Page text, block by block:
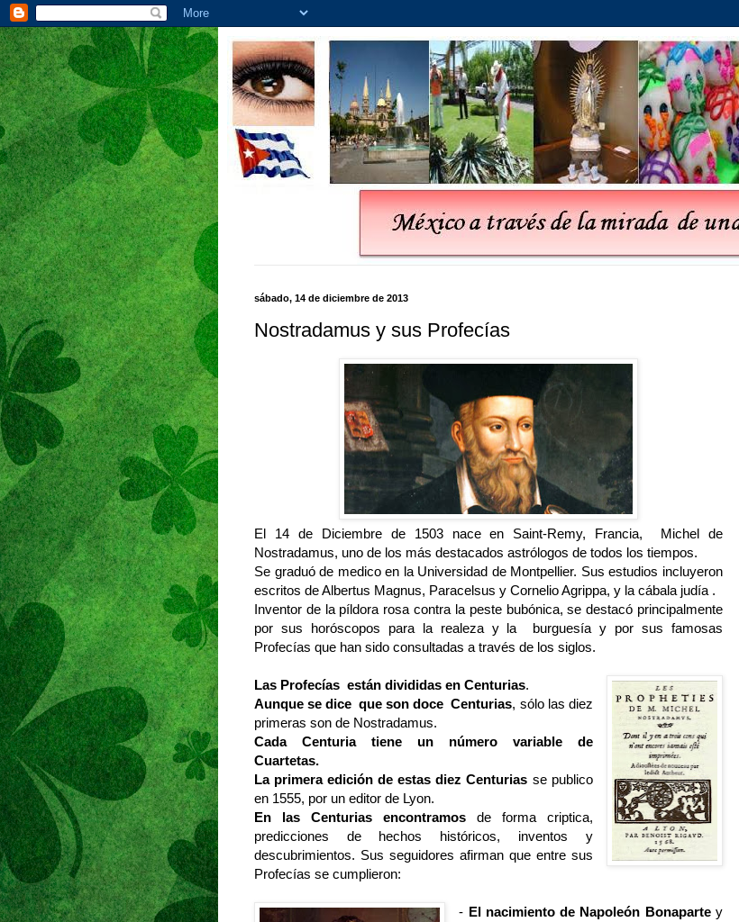
sábado, 14 de diciembre de 2013
Nostradamus y sus Profecías
El 14 de Diciembre de 1503 nace en Saint-Remy, Francia, Michel de
Nostradamus, uno de los más destacados astrólogos de todos los tiempos.
Se graduó de medico en la Universidad de Montpellier. Sus estudios incluyeron
escritos de Albertus Magnus, Paracelsus y Cornelio Agrippa, y la cábala judía .
Inventor de la píldora rosa contra la peste bubónica, se destacó principalmente
por sus horóscopos para la realeza y la burguesía y por sus famosas
Profecías que han sido consultadas a través de los siglos.
Las Profecías están divididas en Centurias.
Aunque se dice que son doce Centurias, sólo las diez
primeras son de Nostradamus.
Cada Centuria tiene un número variable de
Cuartetas.
La primera edición de estas diez Centurias se publico
en 1555, por un editor de Lyon.
En las Centurias encontramosde forma criptica,
predicciones de hechos históricos, inventos y
descubrimientos. Sus seguidores afirman que entre sus
Profecías se cumplieron:
- El nacimiento de Napoleón Bonapartey